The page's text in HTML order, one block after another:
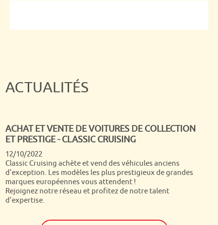
Quand on passe tous ses dimanches matin depuis presque
30 ans devant Turbo, c'est un rêve de voir arriver chez soi
Dominique Chapatte et son équipe ! Nous étions super fiers
de les voir s'étonner de la qualité et la diversité de nos
autos et si notre Jaguar a été vendue dans la semaine qui a
suivi, nous avons toujours notre jolie Volvo P1800 !
ACTUALITÉS
ACHAT ET VENTE DE VOITURES DE COLLECTION
ET PRESTIGE - CLASSIC CRUISING
12/10/2022
Classic Cruising achète et vend des véhicules anciens
d'exception. Les modèles les plus prestigieux de grandes
marques européennes vous attendent !
Rejoignez notre réseau et profitez de notre talent
d'expertise.